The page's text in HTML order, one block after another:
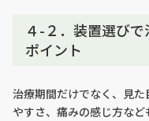
４-２．装置選び
ポイント
治療期間だけでなく、見
やすさ、痛みの感じ方な